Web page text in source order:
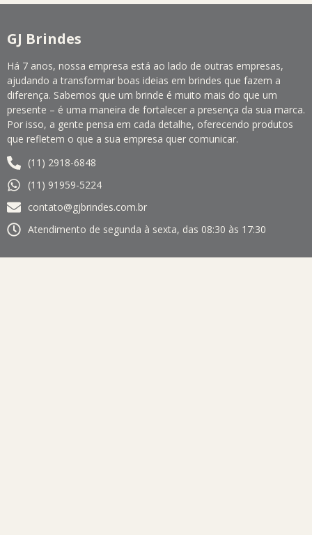
GJ Brindes
Há 7 anos, nossa empresa está ao lado de outras empresas,
ajudando a transformar boas ideias em brindes que fazem a
diferença. Sabemos que um brinde é muito mais do que um
presente – é uma maneira de fortalecer a presença da sua marca.
Por isso, a gente pensa em cada detalhe, oferecendo produtos
que refletem o que a sua empresa quer comunicar.
(11) 2918-6848
(11) 91959-5224
contato@gjbrindes.com.br
Atendimento de segunda à sexta, das 08:30 às 17:30